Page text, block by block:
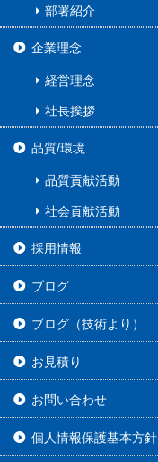
部署紹介
企業理念
経営理念
社長挨拶
品質/環境
品質貢献活動
社会貢献活動
採用情報
ブログ
ブログ（技術より）
お見積り
お問い合わせ
個人情報保護基本方針